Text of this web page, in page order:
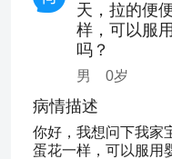
天，拉的便
样，可以服
吗？
男 0岁
病情描述
你好，我想问下我家
蛋花一样，可以服用